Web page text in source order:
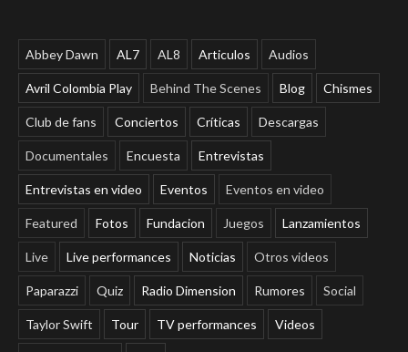
Abbey Dawn AL7 AL8 Articulos Audios
Avril Colombia Play Behind The Scenes Blog Chismes
Club de fans Conciertos Críticas Descargas
Documentales Encuesta Entrevistas
Entrevistas en video Eventos Eventos en video
Featured Fotos Fundacion Juegos Lanzamientos
Live Live performances Noticias Otros videos
Paparazzi Quiz Radio Dimension Rumores Social
Taylor Swift Tour TV performances Videos